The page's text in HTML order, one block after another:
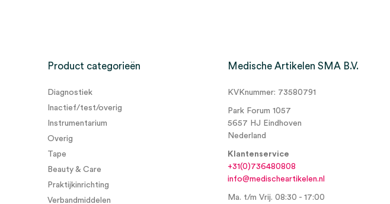
Product categorieën
Diagnostiek
Inactief/test/overig
Instrumentarium
Overig
Tape
Beauty & Care
Praktijkinrichting
Verbandmiddelen
Medische Artikelen SMA B.V.
KVKnummer: 73580791
Park Forum 1057
5657 HJ Eindhoven
Nederland
Klantenservice
+31(0)736480808
info@medischeartikelen.nl
Ma. t/m Vrij. 08:30 - 17:00